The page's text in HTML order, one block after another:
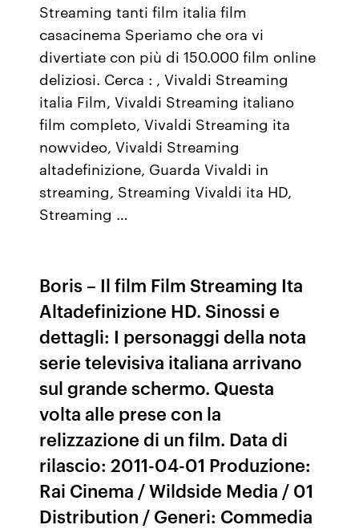
Streaming tanti film italia film
casacinema Speriamo che ora vi
divertiate con più di 150.000 film online
deliziosi. Cerca : , Vivaldi Streaming
italia Film, Vivaldi Streaming italiano
film completo, Vivaldi Streaming ita
nowvideo, Vivaldi Streaming
altadefinizione, Guarda Vivaldi in
streaming, Streaming Vivaldi ita HD,
Streaming …
Boris – Il film Film Streaming Ita
Altadefinizione HD. Sinossi e
dettagli: I personaggi della nota
serie televisiva italiana arrivano
sul grande schermo. Questa
volta alle prese con la
relizzazione di un film. Data di
rilascio: 2011-04-01 Produzione:
Rai Cinema / Wildside Media / 01
Distribution / Generi: Commedia